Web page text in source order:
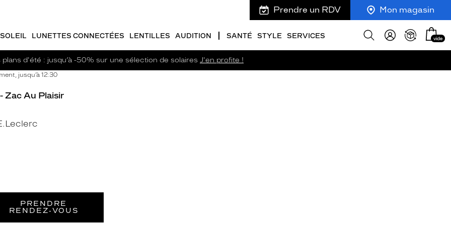
Prendre un RDV Mon magasin
LUNETTES CONNECTÉES LENTILLES AUDITION SANTÉ STYLE SERVICES
Afficher
Mon
panier
vide
plans d'été : jusqu’à -50% sur une sélection de solaires J'en profite !
jusqu’à 12:30
Zac Au Plaisir
PRENDRE
RENDEZ‑VOUS